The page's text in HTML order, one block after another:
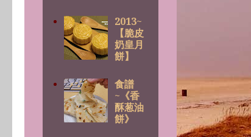
2013~
【脆皮
奶皇月
餅】
食譜
~《香
酥葱油
餅》